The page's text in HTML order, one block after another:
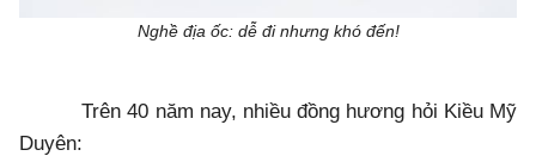
Nghề địa ốc: dễ đi nhưng khó đến!
Trên 40 năm nay, nhiều đồng hương hỏi Kiều Mỹ
Duyên: